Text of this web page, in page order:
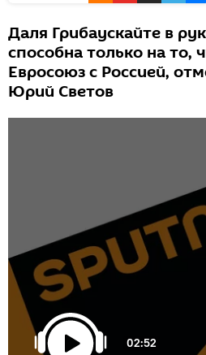
Даля Грибаускайте в
способна только на то,
Евросоюз с Россией,
Юрий Светов
02:52